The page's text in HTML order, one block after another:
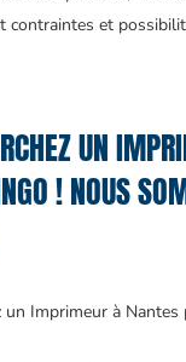
contraintes et
UN
! NOUS
un Imprimeur à Nantes